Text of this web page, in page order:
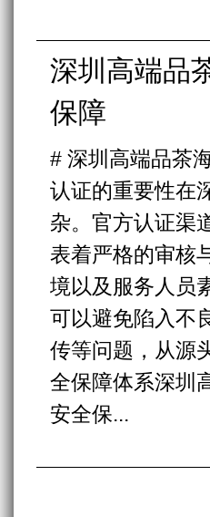
深圳高端品
保障
# 深圳高端品茶
认证的重要性在
杂。官方认证渠
表着严格的审核
境以及服务人员
可以避免陷入不
传等问题，从源
全保障体系深圳
安全保...